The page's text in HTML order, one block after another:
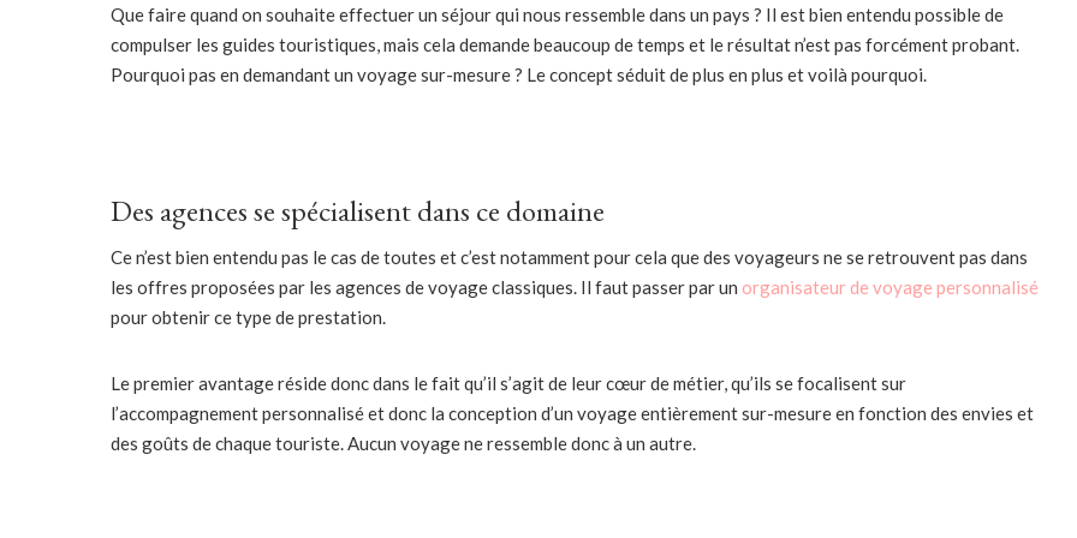
Que faire quand on souhaite effectuer un séjour qui nous ressemble dans un pays ? Il est bien entendu possible de
compulser les guides touristiques, mais cela demande beaucoup de temps et le résultat n’est pas forcément probant.
Pourquoi pas en demandant un voyage sur-mesure ? Le concept séduit de plus en plus et voilà pourquoi.
Des agences se spécialisent dans ce domaine
Ce n’est bien entendu pas le cas de toutes et c’est notamment pour cela que des voyageurs ne se retrouvent pas dans
les offres proposées par les agences de voyage classiques. Il faut passer par un organisateur de voyage personnalisé
pour obtenir ce type de prestation.
Le premier avantage réside donc dans le fait qu’il s’agit de leur cœur de métier, qu’ils se focalisent sur
l’accompagnement personnalisé et donc la conception d’un voyage entièrement sur-mesure en fonction des envies et
des goûts de chaque touriste. Aucun voyage ne ressemble donc à un autre.